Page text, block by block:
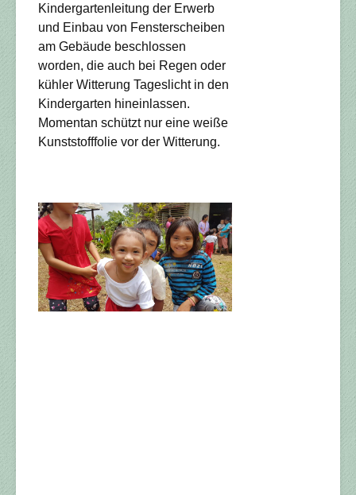
Kindergartenleitung der Erwerb
und Einbau von Fensterscheiben
am Gebäude beschlossen
worden, die auch bei Regen oder
kühler Witterung Tageslicht in den
Kindergarten hineinlassen.
Momentan schützt nur eine weiße
Kunststofffolie vor der Witterung.